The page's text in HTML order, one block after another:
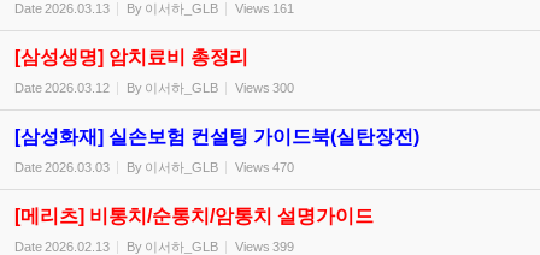
Date2026.03.13 By 이서하_GLB Views 161
[삼성생명] 암치료비 총정리
Date2026.03.12 By 이서하_GLB Views 300
[삼성화재] 실손보험 컨설팅 가이드북(실탄장전)
Date2026.03.03 By 이서하_GLB Views 470
[메리츠] 비통치/순통치/암통치 설명가이드
Date2026.02.13 By 이서하_GLB Views 399